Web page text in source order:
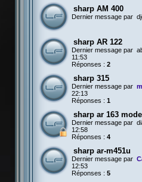
sharp AM 400
Dernier message par
sharp AR 122
Dernier message par
11:53
Réponses : 2
sharp 315
Dernier message par
22:13
Réponses : 1
sharp ar 163
Dernier message par
12:58
Réponses : 4
sharp ar-m451u
Dernier message par
12:53
Réponses : 5